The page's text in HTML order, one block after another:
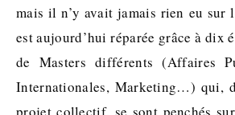
mais il n’y avait jamais rien eu sur
est aujourd’hui réparée grâce à dix
de Masters différents (Affaires
Internationales, Marketing…) qui,